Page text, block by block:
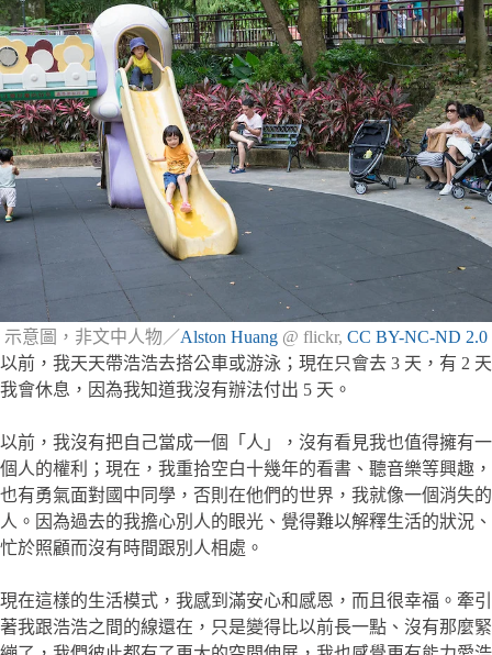
示意圖，非文中人物／Alston Huang @ flickr, CC BY-NC-ND 2.0
以前，我天天帶浩浩去搭公車或游泳；現在只會去 3 天，有 2 天
我會休息，因為我知道我沒有辦法付出 5 天。
以前，我沒有把自己當成一個「人」，沒有看見我也值得擁有一
個人的權利；現在，我重拾空白十幾年的看書、聽音樂等興趣，
也有勇氣面對國中同學，否則在他們的世界，我就像一個消失的
人。因為過去的我擔心別人的眼光、覺得難以解釋生活的狀況、
忙於照顧而沒有時間跟別人相處。
現在這樣的生活模式，我感到滿安心和感恩，而且很幸福。牽引
著我跟浩浩之間的線還在，只是變得比以前長一點、沒有那麼緊